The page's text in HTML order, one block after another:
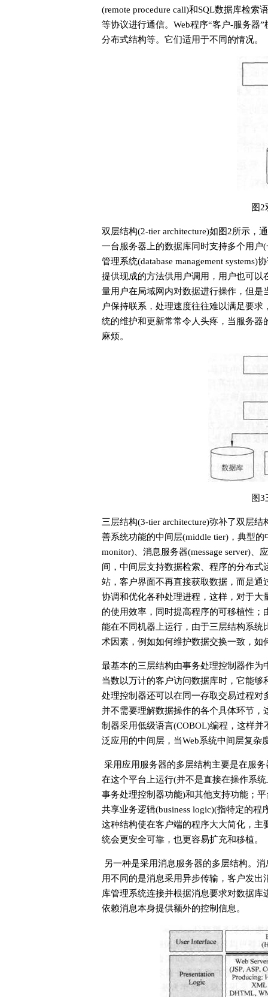
(remote procedure call)和SQL数据库检索
等协议进行通信。Web程序“客户-服务器
分布式结构等。它们适用于不同的情况。
图
双层结构(2-tier architecture)如图2所示，
一台服务器上的数据库同时支持多个用
管理系统(database management
提供现成的方法供用户调用，用户也可以
量用户在局域网内对数据进行操作，但
户保持联系，处理速度往往难以满足要
统的维护和更新常常令人头疼，当服务
麻烦。
图
三层结构(3-tier architecture)弥补了双层
善系统功能的中间层(middle tier)，典型的
monitor)、消息服务器(message server)、
间，中间层支持数据检索、程序的分布
站，客户界面不再直接获取数据，而是
协调和优化各种处理进程，这样，对于
的使用效率，同时提高程序的可移植性
能在不同机器上运行，由于三层结构系
术因素，例如如何维护数据交换一致，如
最基本的三层结构由事务处理控制器作
当数以万计的客户访问数据库时，它能
处理控制器还可以在同一存取交易过程
并不需要理解数据操作的各个具体环节
制器采用低级语言(COBOL)编程，这样
泛应用的中间层，当Web系统中间层复杂
采用应用服务器的多层结构主要是在服
在这个平台上运行(并不是直接在操作系
事务处理控制器功能)和其他支持功能；
共享业务逻辑(business logic)(指特定的
这种结构使在客户端的程序大大简化，
统会更安全可靠，也更容易扩充和移植。
另一种是采用消息服务器的多层结构。
用不同的是消息采用异步传输，客户发
库管理系统连接并根据消息要求对数据
依赖消息本身提供额外的控制信息。